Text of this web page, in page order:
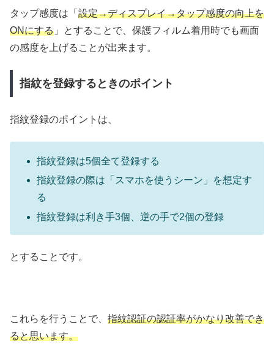
タップ感度は「 設定→ディスプレイ→タップ感度の向上を
ONにする 」とすることで、保護フィルム着用時でも画面
の感度を上げることが出来ます。
指紋を登録するときのポイント
指紋登録のポイントは、
指紋登録は5個全て登録する
指紋登録の際は「スマホを使うシーン」を想定す
る
指紋登録は利き手3個、逆の手で2個の登録
とすることです。
これらを行うことで、 指紋認証の認証率がかなり改善でき
ると思います。